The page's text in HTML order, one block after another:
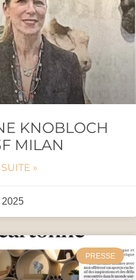
KNOBLOCH
MILAN
»
PRESSE